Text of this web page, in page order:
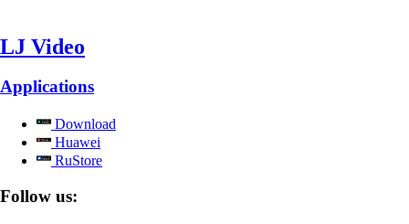
LJ Video
Applications
Download
Huawei
RuStore
Follow us: